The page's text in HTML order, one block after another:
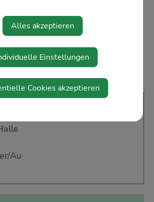
Uhr
Wohl sorgt der Elternverein der
Au
Alles akzeptieren
Einstellungen
Cookies akzeptieren